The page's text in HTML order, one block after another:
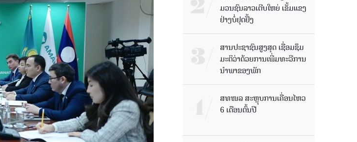
ມວນຊົນລາວເຕີບໃຫຍ່ ເຂັ້ມແຂງ
ຢ່າງບໍ່ຢຸດຢັ້ງ
ສານປະຊາຊົນສູງສຸດ ເຊື່ອມຊຶມ
ມະຕິວ່າດ້ວຍການເພີ່ມທະວີການ
ນຳພາຂອງພັກ
ສທໜລ ສະຫຼຸບການເຄື່ອນໄຫວ
6 ເດືອນຕົ້ນປີ